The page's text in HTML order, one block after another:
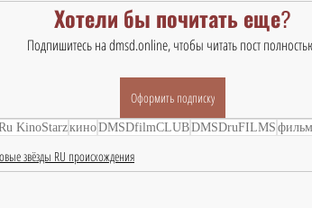
Хотели бы почитать еще?
Подпишитесь на dmsd.online, чтобы читать пост
Оформить подписку
KinoStarzкиноDMSDfilmCLUBDMSDruFILMS фильм
звёзды RU происхождения